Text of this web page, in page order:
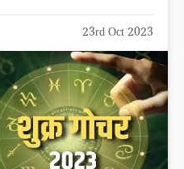
23rd Oct 2023